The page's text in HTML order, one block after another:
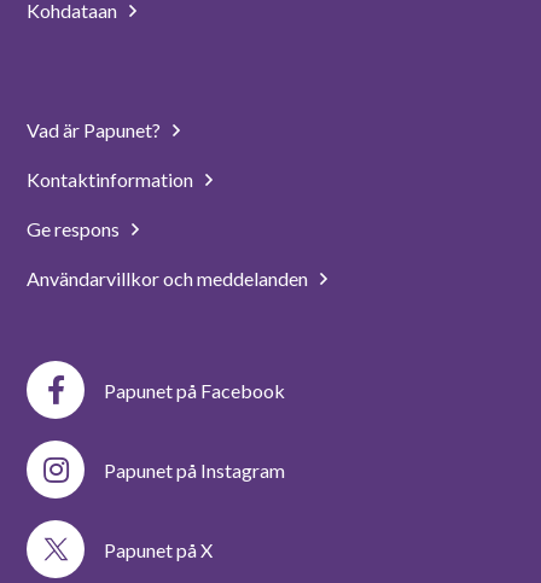
Kohdataan
Vad är Papunet?
Kontaktinformation
Ge respons
Användarvillkor och meddelanden
Papunet på Facebook
Papunet på Instagram
Papunet på X